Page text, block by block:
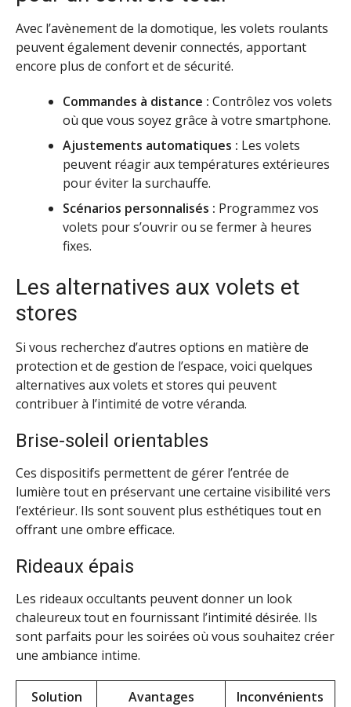
Avec l’avènement de la domotique, les volets roulants
peuvent également devenir connectés, apportant
encore plus de confort et de sécurité.
Commandes à distance : Contrôlez vos volets
où que vous soyez grâce à votre smartphone.
Ajustements automatiques : Les volets
peuvent réagir aux températures extérieures
pour éviter la surchauffe.
Scénarios personnalisés : Programmez vos
volets pour s’ouvrir ou se fermer à heures
fixes.
Les alternatives aux volets et
stores
Si vous recherchez d’autres options en matière de
protection et de gestion de l’espace, voici quelques
alternatives aux volets et stores qui peuvent
contribuer à l’intimité de votre véranda.
Brise-soleil orientables
Ces dispositifs permettent de gérer l’entrée de
lumière tout en préservant une certaine visibilité vers
l’extérieur. Ils sont souvent plus esthétiques tout en
offrant une ombre efficace.
Rideaux épais
Les rideaux occultants peuvent donner un look
chaleureux tout en fournissant l’intimité désirée. Ils
sont parfaits pour les soirées où vous souhaitez créer
une ambiance intime.
Solution Avantages Inconvénients